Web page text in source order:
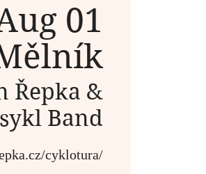
01
Řepka &
Band
cyklotura/